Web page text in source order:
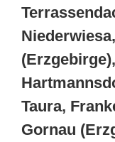
Taura,
Gornau